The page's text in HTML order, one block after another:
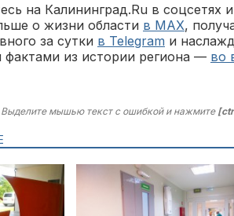
на Калининград.Ru в соцсетях
о жизни области в MAX,
за сутки в Telegram и
фактами из истории региона — во
мышью текст с ошибкой и нажмите